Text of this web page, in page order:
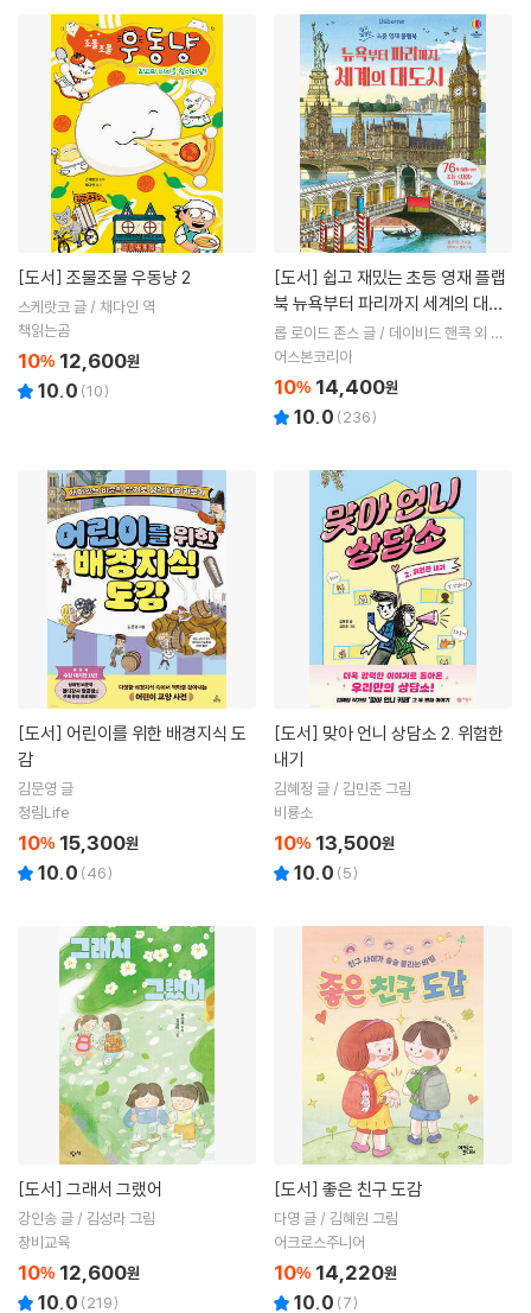
[도서] 조물조물 우동냥 2
스케랏코 글 / 채다인 역
책읽는곰
10% 12,600원
10.0 (10)
[도서]
북 뉴욕부터 파리까지 세계의 대도
시
롭 로이드 존스 글 / 데이비드 핸콕 외 그
림 / 송지혜 역
어스본코리아
10% 14,400원
10.0 (236)
[도서]
감
김문영 글
청림Life
10% 15,300원
10.0 (46)
[도서]
내기
김혜정 글 / 김민준 그림
비룡소
10% 13,500원
10.0 (5)
[도서] 그래서 그랬어
강인송 글 / 김성라 그림
창비교육
10% 12,600원
10.0 (219)
[도서] 좋은 친구 도감
다영 글 / 김혜원 그림
어크로스주니어
10% 14,220원
10.0 (7)